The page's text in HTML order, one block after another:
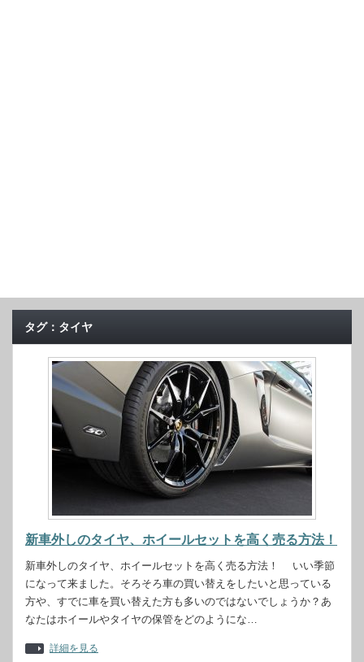
タグ：タイヤ
新車外しのタイヤ、ホイールセットを高く売る方法！
新車外しのタイヤ、ホイールセットを高く売る方法！ いい季節
になって来ました。そろそろ車の買い替えをしたいと思っている
方や、すでに車を買い替えた方も多いのではないでしょうか？あ
なたはホイールやタイヤの保管をどのようにな…
詳細を見る